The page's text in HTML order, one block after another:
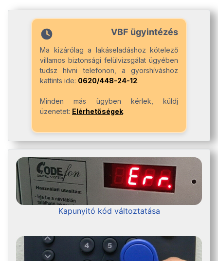
VBF ügyintézés
Ma kizárólag a lakáseladáshoz kötelező
villamos biztonsági felülvizsgálat ügyében
tudsz hívni telefonon, a gyorshíváshoz
kattints ide: 0620/448-24-12.
Minden más ügyben kérlek, küldj
üzenetet: Elérhetőségek.
Kapunyitó kód változtatása